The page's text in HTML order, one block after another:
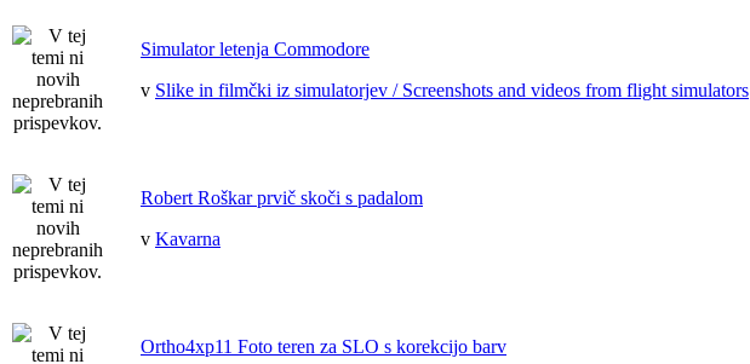
Simulator letenja Commodore
v Slike in filmčki iz simulatorjev / Screenshots and videos from flight simulators
Robert Roškar prvič skoči s padalom
v Kavarna
Ortho4xp11 Foto teren za SLO s korekcijo barv